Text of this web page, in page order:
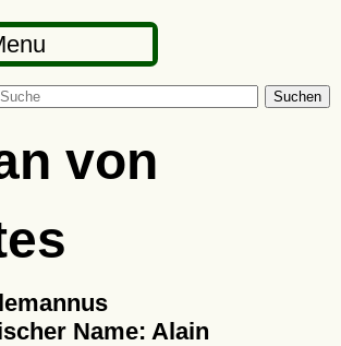
Suchen
von
Name: Alain